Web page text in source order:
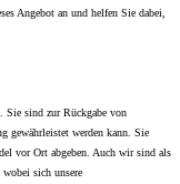
Angebot an und helfen Sie dabei,
Sie sind zur Rückgabe von
gewährleistet werden kann. Sie
vor Ort abgeben. Auch wir sind als
sich unsere